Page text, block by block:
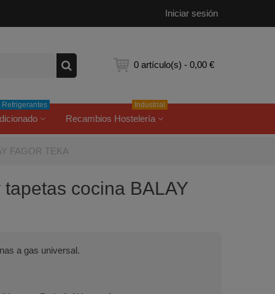
Iniciar sesión
0 artículo(s) - 0,00 €
Refrigerantes
Recambios Hostelería
Industrial
FAGOR TEKA
cocina BALAY
a gas universal.